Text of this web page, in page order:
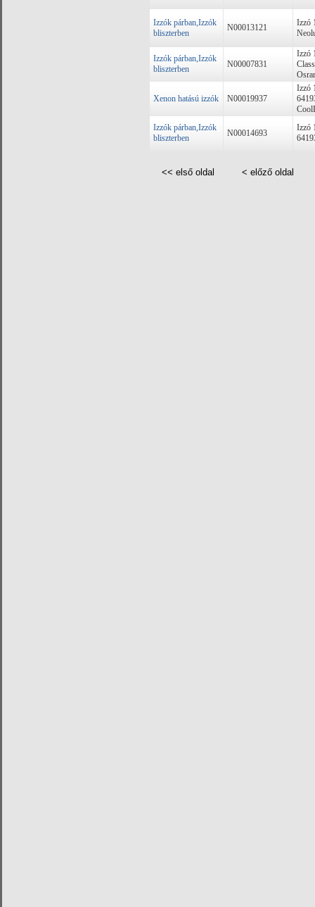
Izzók párban,Izzók
bliszterben
N00013121
Izzó
Izzók párban,Izzók
bliszterben
N00007831
Izzó
Xenon hatású izzók N00019937
Izzó
Izzók párban,Izzók
bliszterben
N00014693
Izzó
<< első oldal < előző oldal